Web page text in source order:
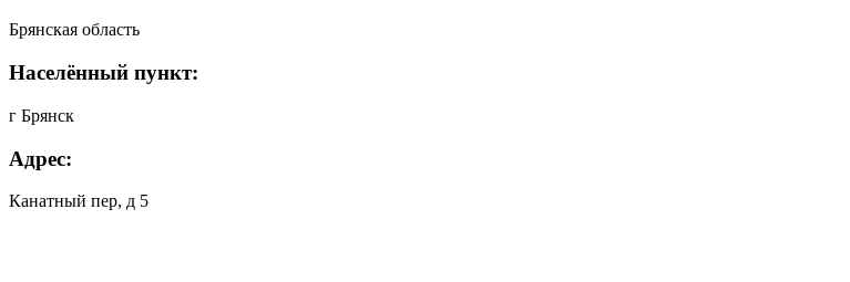
Брянская область
Населённый пункт:
г Брянск
Адрес:
Канатный пер, д 5